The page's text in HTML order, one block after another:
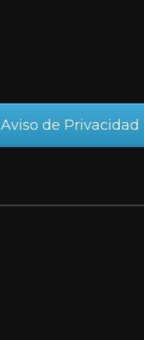
Aviso de Privacidad